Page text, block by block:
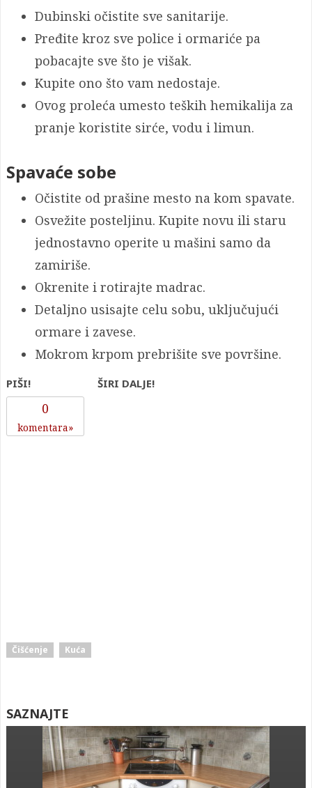
Dubinski očistite sve sanitarije.
Pređite kroz sve police i ormariće pa
pobacajte sve što je višak.
Kupite ono što vam nedostaje.
Ovog proleća umesto teških hemikalija za
pranje koristite sirće, vodu i limun.
Spavaće sobe
Očistite od prašine mesto na kom spavate.
Osvežite posteljinu. Kupite novu ili staru
jednostavno operite u mašini samo da
zamiriše.
Okrenite i rotirajte madrac.
Detaljno usisajte celu sobu, uključujući
ormare i zavese.
Mokrom krpom prebrišite sve površine.
PIŠI!
0
komentara
ŠIRI DALJE!
Čišćenje Kuća
SAZNAJTE